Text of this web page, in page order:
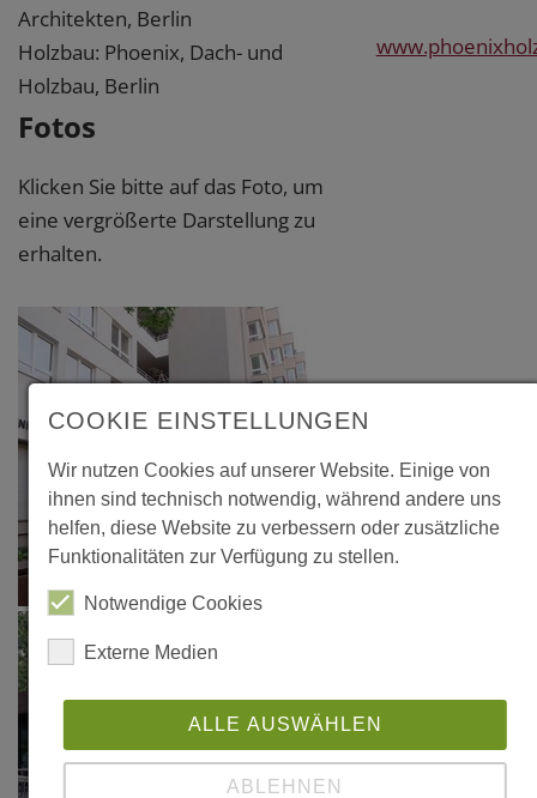
Architekten, Berlin
Holzbau: Phoenix, Dach- und
Holzbau, Berlin
Fotos
Klicken Sie bitte auf das Foto, um
eine vergrößerte Darstellung zu
erhalten.
COOKIE EINSTELLUNGEN
Wir nutzen Cookies auf unserer Website. Einige von
ihnen sind technisch notwendig, während andere uns
helfen, diese Website zu verbessern oder zusätzliche
Funktionalitäten zur Verfügung zu stellen.
Notwendige Cookies
Externe Medien
ALLE AUSWÄHLEN
ABLEHNEN